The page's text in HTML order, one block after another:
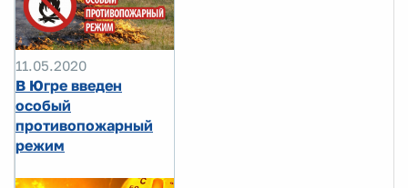
11.05.2020
В Югре введен
особый
противопожарный
режим